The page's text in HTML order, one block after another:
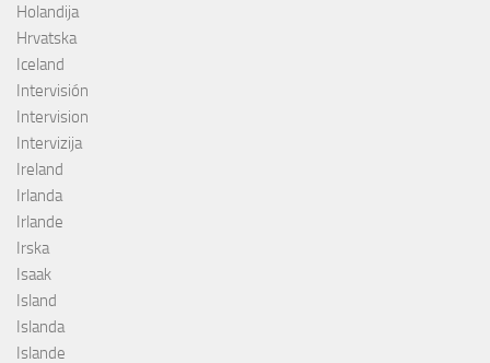
Holandija
Hrvatska
Iceland
Intervisión
Intervision
Intervizija
Ireland
Irlanda
Irlande
Irska
Isaak
Island
Islanda
Islande